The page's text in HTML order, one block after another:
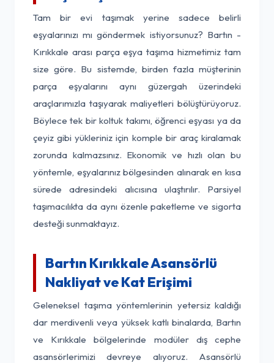
Tam bir evi taşımak yerine sadece belirli
eşyalarınızı mı göndermek istiyorsunuz? Bartın -
Kırıkkale arası parça eşya taşıma hizmetimiz tam
size göre. Bu sistemde, birden fazla müşterinin
parça eşyalarını aynı güzergah üzerindeki
araçlarımızla taşıyarak maliyetleri bölüştürüyoruz.
Böylece tek bir koltuk takımı, öğrenci eşyası ya da
çeyiz gibi yükleriniz için komple bir araç kiralamak
zorunda kalmazsınız. Ekonomik ve hızlı olan bu
yöntemle, eşyalarınız bölgesinden alınarak en kısa
sürede adresindeki alıcısına ulaştırılır. Parsiyel
taşımacılıkta da aynı özenle paketleme ve sigorta
desteği sunmaktayız.
Bartın Kırıkkale Asansörlü
Nakliyat ve Kat Erişimi
Geleneksel taşıma yöntemlerinin yetersiz kaldığı
dar merdivenli veya yüksek katlı binalarda, Bartın
ve Kırıkkale bölgelerinde modüler dış cephe
asansörlerimizi devreye alıyoruz. Asansörlü